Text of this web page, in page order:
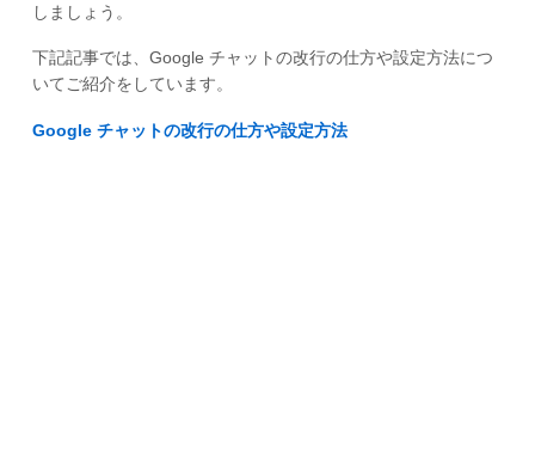
しましょう。
下記記事では、Google チャットの改行の仕方や設定方法につ
いてご紹介をしています。
Google チャットの改行の仕方や設定方法